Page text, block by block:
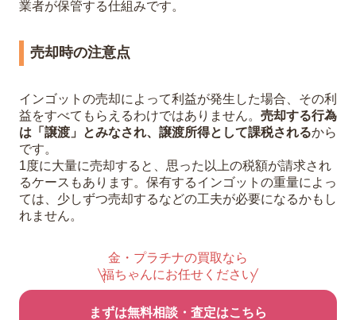
業者が保管する仕組みです。
売却時の注意点
インゴットの売却によって利益が発生した場合、その利
益をすべてもらえるわけではありません。 売却する行為
は「譲渡」とみなされ、譲渡所得として課税されるから
です。
1度に大量に売却すると、思った以上の税額が請求され
るケースもあります。保有するインゴットの重量によっ
ては、少しずつ売却するなどの工夫が必要になるかもし
れません。
金・プラチナの買取なら
福ちゃんにお任せください
まずは無料相談・査定はこちら